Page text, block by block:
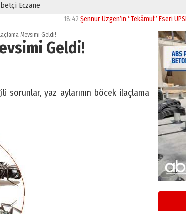
Eczane
Şennur Üzgen’in “Tekâmül” Eseri UPSD
Mevsimi Geldi!
Geldi!
sorunlar, yaz aylarının böcek ilaçlama